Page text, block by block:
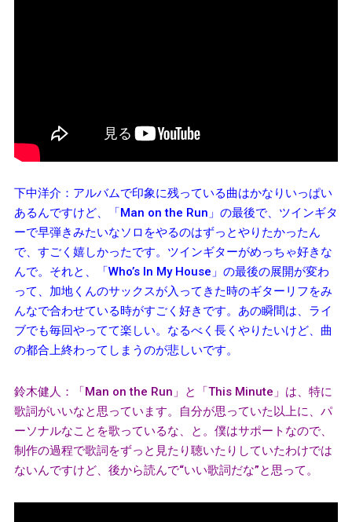
下中洋介：アルバムで印象に残っている曲はかなりいっぱい
あるんですけど、「Man on the Run」の最後で、ツインギタ
ーで早弾きみたいなソロをやるのはずっとやりたかったん
で、すごく嬉しかったです。ツインギターがめっちゃ好きな
んで。それと、「Who’s In My House」の最後の展開が変わ
って、加地くんのサックスが入ってきた時のギターリフをみ
んなで合わせている時がすごく好きです。あの瞬間は、ライ
ブでも毎回やってて楽しい。なるべく長くやりたいけど、曲
の都合上終わってしまうのが悲しいです。
鈴木健人：「Man on the Run」と「This Minute」は、特に
歌詞がいいなと思っています。自分が思っていた以上に、パ
ーソナルなことを歌っているな、と。僕はサポートなので、
制作の過程で歌詞をずっと見たり聴いたりしていたわけでは
ないんですけど、後から読んで“いい歌詞だな”と思って。